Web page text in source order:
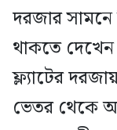
দরজার
থাকতে দেখেন
ফ্ল্যাটের
ভেতর থেকে